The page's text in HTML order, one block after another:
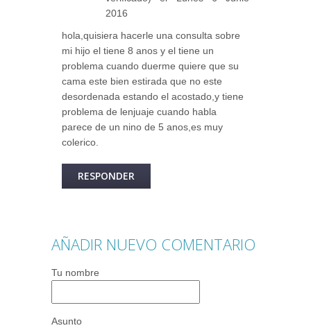
2016
hola,quisiera hacerle una consulta sobre
mi hijo el tiene 8 anos y el tiene un
problema cuando duerme quiere que su
cama este bien estirada que no este
desordenada estando el acostado,y tiene
problema de lenjuaje cuando habla
parece de un nino de 5 anos,es muy
colerico.
RESPONDER
AÑADIR NUEVO COMENTARIO
Tu nombre
Asunto